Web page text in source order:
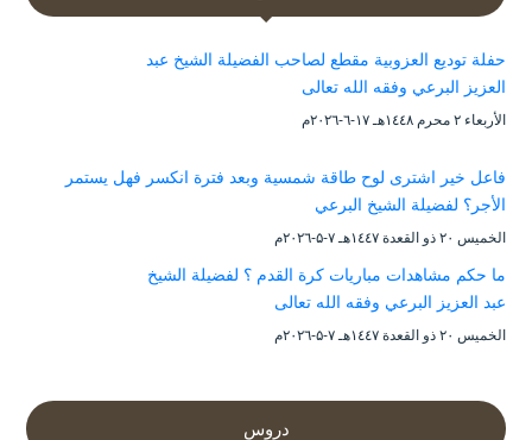
حفلة توديع العزوبية مقطع لصاحب الفضيلة الشيخ عبد
العزيز البرعي وفقه الله تعالى
الأربعاء ۲ محرم ۱٤٤۸هـ ۱۷-٦-۲۰۲٦م
فاعل خير اشترى لوح طاقة شمسية وبعد فترة انكسر فهل يستمر
الأجر؟ لفضيلة الشيخ البرعي
الخميس ۲۰ ذو القعدة ۱٤٤۷هـ ۷-۵-۲۰۲٦م
ما حكم مشاهدات مباريات كرة القدم ؟ لفضيلة الشيخ
عبد العزيز البرعي وفقه الله تعالى
الخميس ۲۰ ذو القعدة ۱٤٤۷هـ ۷-۵-۲۰۲٦م
دروس